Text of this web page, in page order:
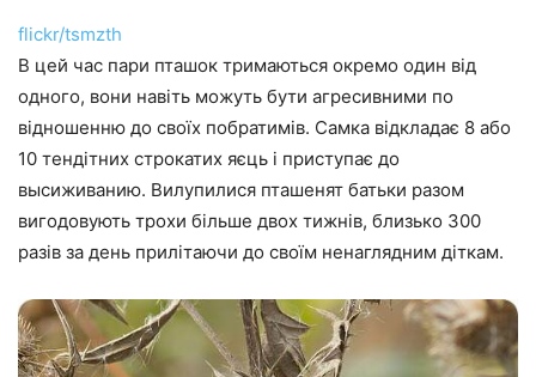
flickr/tsmzth
В цей час пари пташок тримаються окремо один від
одного, вони навіть можуть бути агресивними по
відношенню до своїх побратимів. Самка відкладає 8 або
10 тендітних строкатих яєць і приступає до
высиживанию. Вилупилися пташенят батьки разом
вигодовують трохи більше двох тижнів, близько 300
разів за день прилітаючи до своїм ненаглядним діткам.